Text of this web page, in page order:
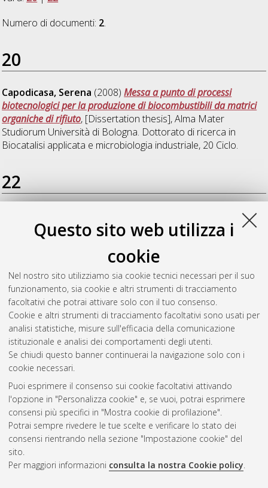
Questo sito web utilizza i
cookie
Nel nostro sito utilizziamo sia cookie tecnici necessari per il suo
funzionamento, sia cookie e altri strumenti di tracciamento
facoltativi che potrai attivare solo con il tuo consenso.
Cookie e altri strumenti di tracciamento facoltativi sono usati per
analisi statistiche, misure sull'efficacia della comunicazione
istituzionale e analisi dei comportamenti degli utenti.
Se chiudi questo banner continuerai la navigazione solo con i
cookie necessari.
Puoi esprimere il consenso sui cookie facoltativi attivando
l'opzione in "Personalizza cookie" e, se vuoi, potrai esprimere
consensi più specifici in "Mostra cookie di profilazione".
Potrai sempre rivedere le tue scelte e verificare lo stato dei
consensi rientrando nella sezione "Impostazione cookie" del
sito.
Per maggiori informazioni consulta la nostra Cookie policy.
Numero di documenti: 2.
20
Capodicasa, Serena (2008)Messa a punto di processi
biotecnologici per la produzione di biocombustibili da matrici
organiche di rifiuto, [Dissertation thesis], Alma Mater
Studiorum Università di Bologna. Dottorato di ricerca in
Biocatalisi applicata e microbiologia industriale, 20 Ciclo.
22
policlorobifenili (PCB) in sedimenti anaerobici marini della
laguna di Venezia: arricchimento e identificazione dei
microrganismi dealogenanti, [Dissertation thesis], Alma Mater
Studiorum Università di Bologna. Dottorato di ricerca in
Biologia cellulare, molecolare e industriale/cellular, molecular
and industrial biology: progetto n. 3 Biocatalisi applicata e
microbiologia industriale, 22 Ciclo.
Questa lista e' stata generata ilFri Aug 7 20:43:39 2026 CEST
Atom
Rss 1.0
Rss 2.0
ISSN: 2038-7946